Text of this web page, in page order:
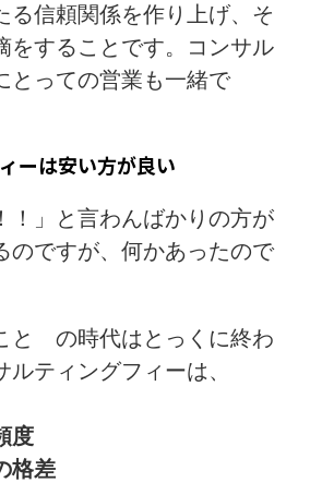
る信頼関係を作り上げ、そ
をすることです。コンサル
とっての営業も一緒で
ーは安い方が良い
！」と言わんばかりの方が
のですが、何かあったので
と の時代はとっくに終わ
ルティングフィーは、
度
格差